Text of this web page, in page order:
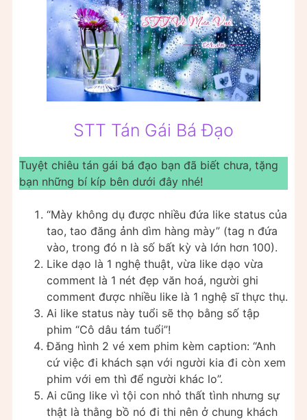
STT Tán Gái Bá Đạo
Tuyệt chiêu tán gái bá đạo bạn đã biết chưa, tặng
bạn những bí kíp bên dưới đây nhé!
“Mày không dụ được nhiều đứa like status của
tao, tao đăng ảnh dìm hàng mày” (tag n đứa
vào, trong đó n là số bất kỳ và lớn hơn 100).
Like dạo là 1 nghệ thuật, vừa like dạo vừa
comment là 1 nét đẹp văn hoá, người ghi
comment được nhiều like là 1 nghệ sĩ thực thụ.
Ai like status này tuổi sẽ thọ bằng số tập
phim “Cô dâu tám tuổi”!
Đăng hình 2 vé xem phim kèm caption: “Anh
cứ việc đi khách sạn với người kia đi còn xem
phim với em thì để người khác lo”.
Ai cũng like vì tội con nhỏ thất tình nhưng sự
thật là thằng bồ nó đi thi nên ở chung khách